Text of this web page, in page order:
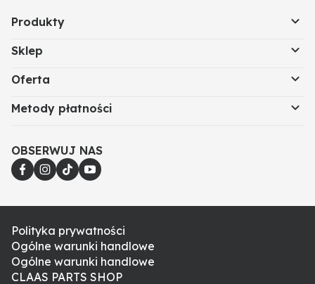
Produkty
Sklep
Oferta
Metody płatności
OBSERWUJ NAS
Polityka prywatności
Ogólne warunki handlowe
Ogólne warunki handlowe
CLAAS PARTS SHOP